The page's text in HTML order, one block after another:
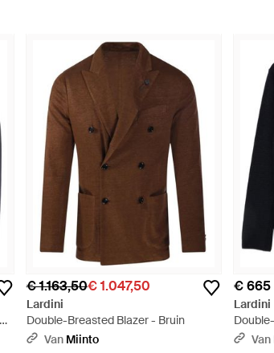
€ 1.163,50€ 1.047,50
Lardini
Double-Breasted Blazer - Bruin
Van Miinto
€ 665
Lardini
Van